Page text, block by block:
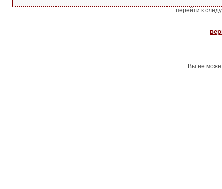
перейти к
Вы не